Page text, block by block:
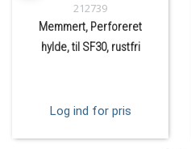
212739
Memmert, Perforeret
hylde, til SF30, rustfri
Log ind for pris